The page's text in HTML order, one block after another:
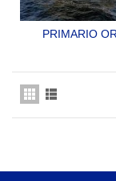
PRIMARIO